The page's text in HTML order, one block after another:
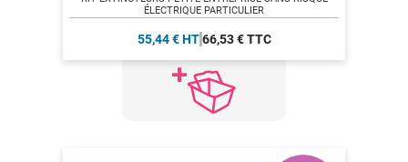
ÉLECTRIQUE PARTICULIER
55,44 € HT 66,53 € TTC